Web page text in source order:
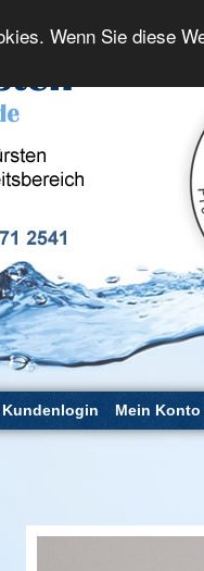
Wenn Sie diese
Kundenlogin Mein Konto